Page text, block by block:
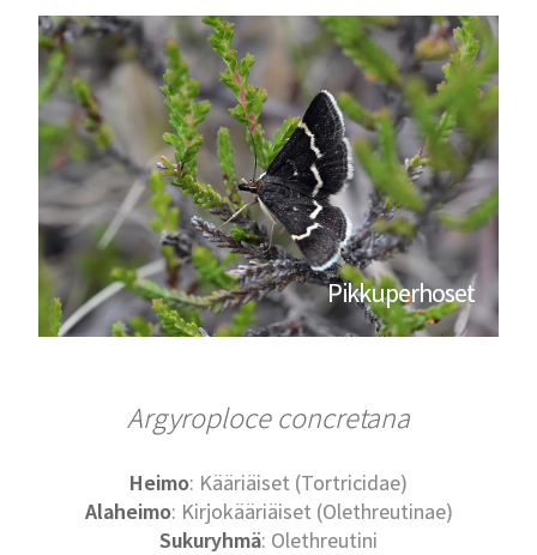
Pikkuperhoset
Argyroploce concretana
Heimo: Kääriäiset (Tortricidae)
Alaheimo: Kirjokääriäiset (Olethreutinae)
Sukuryhmä: Olethreutini